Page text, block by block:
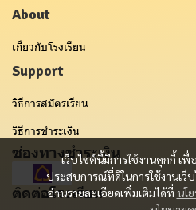
เว็บไซต์นี้มีการใช้งานคุกกี้ เ
ประสบการณ์ที่ดีในการใช้งานเว็
อ่านรายละเอียดเพิ่มเติมได้ที่ นโ
About
เกี่ยวกับโรงเรียน
Support
วิธีการสมัครเรียน
วิธีการชำระเงิน
ช่องทางชำระเงิน
ติดต่อโรงเรียน